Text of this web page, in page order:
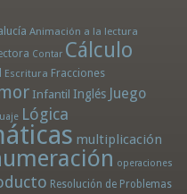
Animación a la lectura
Contar Cálculo
Escritura Fracciones
Infantil Inglés Juego
Lógica
multiplicación
operaciones
Resolución de Problemas